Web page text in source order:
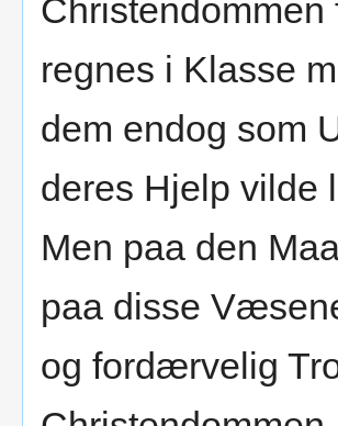
regnes i Klasse
dem endog som
deres Hjelp vilde
Men paa den
paa disse
og fordærvelig